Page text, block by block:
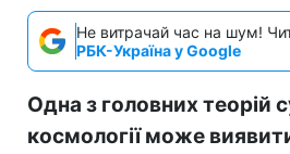
Не витрачай час на шум!
РБК-Україна у Google
Одна з головних теорій
космології може